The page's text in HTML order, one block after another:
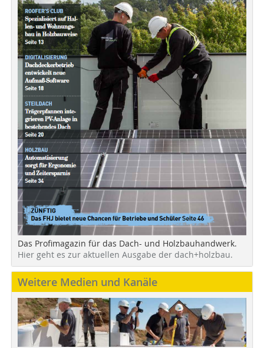
Das Profimagazin für das Dach- und Holzbauhandwerk.
Hier geht es zur aktuellen Ausgabe der dach+holzbau.
Weitere Medien und Kanäle